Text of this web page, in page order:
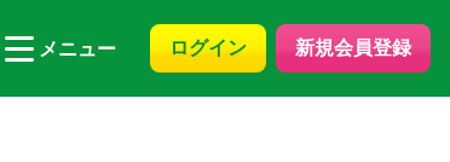
メニュー ログイン 新規会員登録